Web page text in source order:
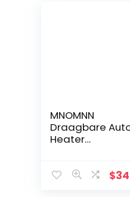
MNOMNN
Draagbare
Heater
mer 30 Tweede
$